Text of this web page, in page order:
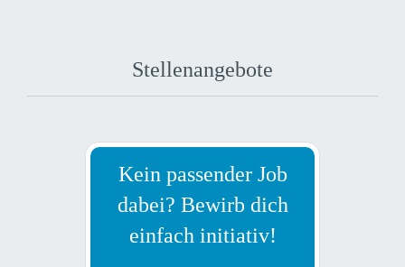
Stellenangebote
Kein passender Job
dabei? Bewirb dich
einfach initiativ!